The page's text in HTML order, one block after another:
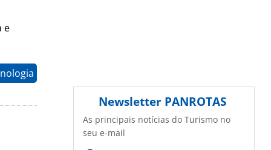
e
Newsletter PANROTAS
As principais notícias do Turismo no
seu e-mail